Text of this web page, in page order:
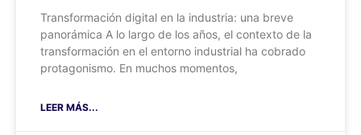
Transformación digital en la industria: una breve
panorámica A lo largo de los años, el contexto de la
transformación en el entorno industrial ha cobrado
protagonismo. En muchos momentos,
LEER MÁS...